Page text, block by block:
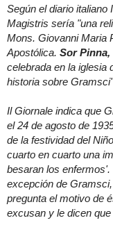
Según el diario italiano
Magistris sería "una
Mons. Giovanni Maria
Apostólica. Sor Pinna,
celebrada en la iglesia
historia sobre
Il Giornale indica que
el 24 de agosto de
de la festividad del
cuarto en cuarto una
besaran los
excepción de
pregunta el motivo de
excusan y le dicen